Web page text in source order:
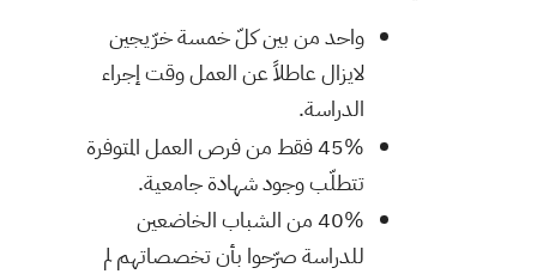
واحد من بين كلّ خمسة خرّيجين
لايزال عاطلاً عن العمل وقت إجراء
الدراسة.
45% فقط من فرص العمل المتوفرة
تتطلّب وجود شهادة جامعية.
40% من الشباب الخاضعين
للدراسة صرّحوا بأن تخصصاتهم لم